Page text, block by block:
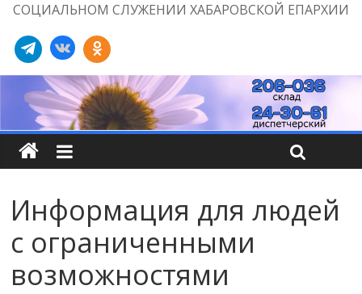
СОЦИАЛЬНОМ СЛУЖЕНИИ ХАБАРОВСКОЙ ЕПАРХИИ
Информация для людей
с ограниченными
возможностями